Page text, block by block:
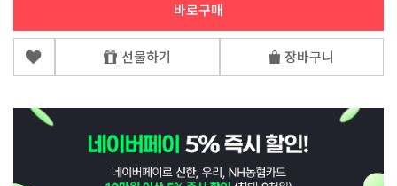
바로구매
선물하기 장바구니